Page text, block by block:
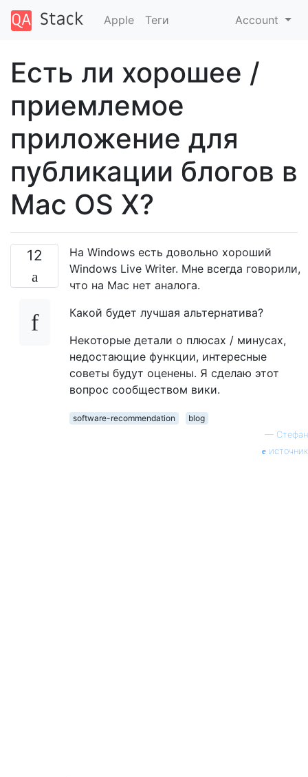
Apple Теги Account
Есть ли хорошее /
приемлемое
приложение для
публикации блогов в
Mac OS X?
12
На Windows есть довольно хороший
Windows Live Writer. Мне всегда говорили,
что на Mac нет аналога.
Какой будет лучшая альтернатива?
Некоторые детали о плюсах / минусах,
недостающие функции, интересные
советы будут оценены. Я сделаю этот
вопрос сообществом вики.
software-recommendation
blog
— Стефан
источник